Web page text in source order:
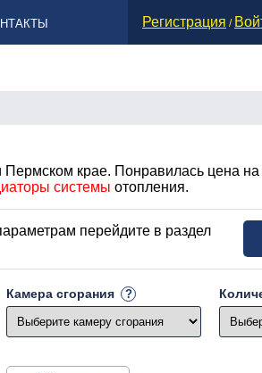
Регистрация /
крае. Понравилась цена на
системы отопления.
перейдите в раздел
Камера сгорания